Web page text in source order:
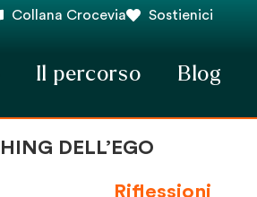
Collana Crocevia Sostienici
Il percorso Blog
DELL’EGO
Riflessioni